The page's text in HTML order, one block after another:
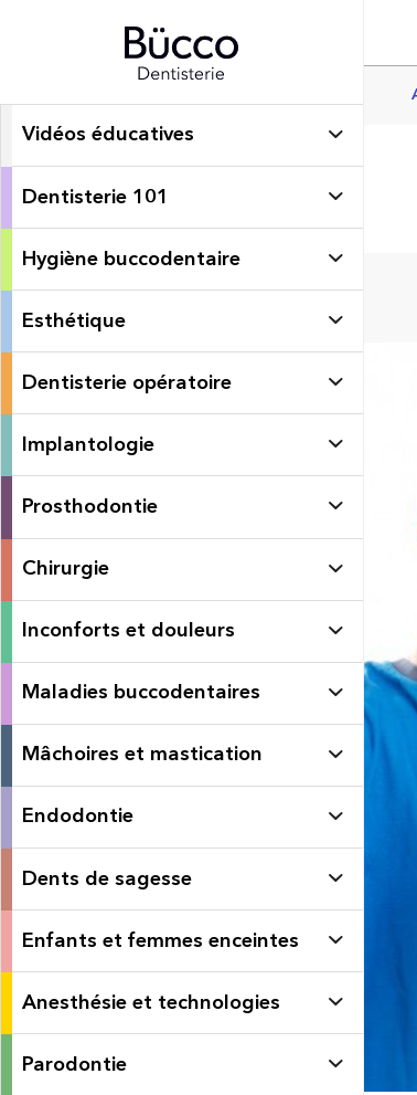
Vidéos éducatives
Dentisterie 101
Hygiène buccodentaire
Esthétique
Dentisterie opératoire
Implantologie
Prosthodontie
Chirurgie
Inconforts et douleurs
Maladies buccodentaires
Mâchoires et mastication
Endodontie
Dents de sagesse
Enfants et femmes enceintes
Anesthésie et technologies
Parodontie